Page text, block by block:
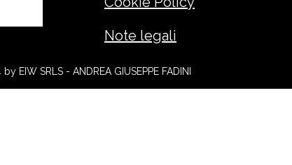
Note legali
EIW SRLS - ANDREA GIUSEPPE FADINI